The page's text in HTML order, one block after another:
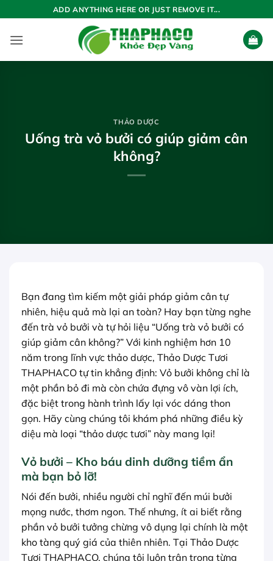
qua
nội
ADD ANYTHING HERE OR JUST REMOVE IT...
THẢO DƯỢC
Uống trà vỏ bưởi có giúp giảm cân
không?
Bạn đang tìm kiếm một giải pháp giảm cân tự
nhiên, hiệu quả mà lại an toàn? Hay bạn từng nghe
đến trà vỏ bưởi và tự hỏi liệu “Uống trà vỏ bưởi có
giúp giảm cân không?” Với kinh nghiệm hơn 10
năm trong lĩnh vực thảo dược, Thảo Dược Tươi
THAPHACO tự tin khẳng định: Vỏ bưởi không chỉ là
một phần bỏ đi mà còn chứa đựng vô vàn lợi ích,
đặc biệt trong hành trình lấy lại vóc dáng thon
gọn. Hãy cùng chúng tôi khám phá những điều kỳ
diệu mà loại “thảo dược tươi” này mang lại!
Vỏ bưởi – Kho báu dinh dưỡng tiềm ẩn
mà bạn bỏ lỡ!
Nói đến bưởi, nhiều người chỉ nghĩ đến múi bưởi
mọng nước, thơm ngon. Thế nhưng, ít ai biết rằng
phần vỏ bưởi tưởng chừng vô dụng lại chính là một
kho tàng quý giá của thiên nhiên. Tại Thảo Dược
Tươi THAPHACO, chúng tôi luôn trân trọng từng